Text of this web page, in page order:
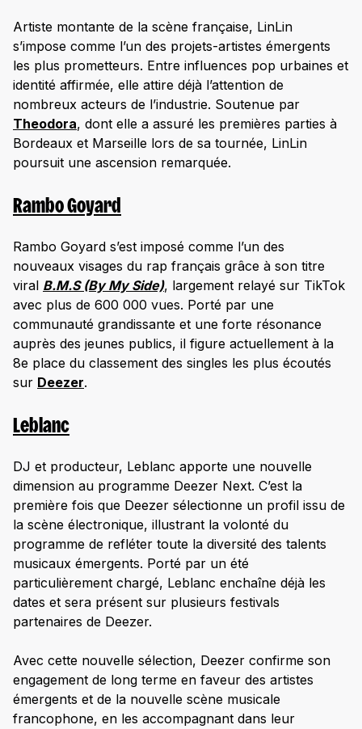
Artiste montante de la scène française, LinLin
s’impose comme l’un des projets-artistes émergents
les plus prometteurs. Entre influences pop urbaines et
identité affirmée, elle attire déjà l’attention de
nombreux acteurs de l’industrie. Soutenue par
Theodora, dont elle a assuré les premières parties à
Bordeaux et Marseille lors de sa tournée, LinLin
poursuit une ascension remarquée.
Rambo Goyard
Rambo Goyard s’est imposé comme l’un des
nouveaux visages du rap français grâce à son titre
viral B.M.S (By My Side), largement relayé sur TikTok
avec plus de 600 000 vues. Porté par une
communauté grandissante et une forte résonance
auprès des jeunes publics, il figure actuellement à la
8e place du classement des singles les plus écoutés
sur Deezer.
Leblanc
DJ et producteur, Leblanc apporte une nouvelle
dimension au programme Deezer Next. C’est la
première fois que Deezer sélectionne un profil issu de
la scène électronique, illustrant la volonté du
programme de refléter toute la diversité des talents
musicaux émergents. Porté par un été
particulièrement chargé, Leblanc enchaîne déjà les
dates et sera présent sur plusieurs festivals
partenaires de Deezer.
Avec cette nouvelle sélection, Deezer confirme son
engagement de long terme en faveur des artistes
émergents et de la nouvelle scène musicale
francophone, en les accompagnant dans leur